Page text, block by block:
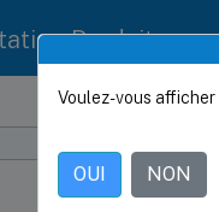
Produit
Ce contenu a
Citrix
Voulez-vous
OUI NON